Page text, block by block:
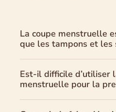
La coupe menstruelle
que les tampons et les
Est-il difficile d’utiliser
menstruelle pour la